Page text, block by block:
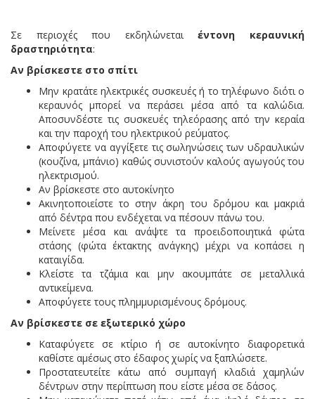
Σε περιοχές που εκδηλώνεταιέντονη κεραυνική
δραστηριότητα:
Αν βρίσκεστε στο σπίτι
Μην κρατάτε ηλεκτρικές συσκευές ή το τηλέφωνο διότι ο
κεραυνός μπορεί να περάσει μέσα από τα καλώδια.
Αποσυνδέστε τις συσκευές τηλεόρασης από την κεραία
και την παροχή του ηλεκτρικού ρεύματος.
Αποφύγετε να αγγίξετε τις σωληνώσεις των υδραυλικών
(κουζίνα, μπάνιο) καθώς συνιστούν καλούς αγωγούς του
ηλεκτρισμού.
Αν βρίσκεστε στο αυτοκίνητο
Ακινητοποιείστε το στην άκρη του δρόμου και μακριά
από δέντρα που ενδέχεται να πέσουν πάνω του.
Μείνετε μέσα και ανάψτε τα προειδοποιητικά φώτα
στάσης (φώτα έκτακτης ανάγκης) μέχρι να κοπάσει η
καταιγίδα.
Κλείστε τα τζάμια και μην ακουμπάτε σε μεταλλικά
αντικείμενα.
Αποφύγετε τους πλημμυρισμένους δρόμους.
Αν βρίσκεστε σε εξωτερικό χώρο
Καταφύγετε σε κτίριο ή σε αυτοκίνητο διαφορετικά
καθίστε αμέσως στο έδαφος χωρίς να ξαπλώσετε.
Προστατευτείτε κάτω από συμπαγή κλαδιά χαμηλών
δέντρων στην περίπτωση που είστε μέσα σε δάσος.